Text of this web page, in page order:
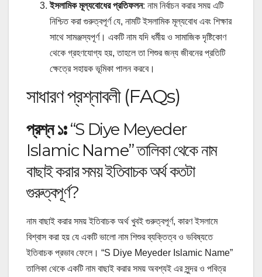
ইসলামিক মূল্যবোধের প্রতিফলন: নাম নির্বাচন করার সময় এটি
নিশ্চিত করা গুরুত্বপূর্ণ যে, নামটি ইসলামিক মূল্যবোধ এবং শিক্ষার
সাথে সামঞ্জস্যপূর্ণ। একটি নাম যদি ধর্মীয় ও সামাজিক দৃষ্টিকোণ
থেকে গ্রহণযোগ্য হয়, তাহলে তা শিশুর জন্য জীবনের প্রতিটি
ক্ষেত্রে সহায়ক ভূমিকা পালন করবে।
সাধারণ প্রশ্নাবলী (FAQs)
প্রশ্ন ১:“S Diye Meyeder
Islamic Name” তালিকা থেকে নাম
বাছাই করার সময় ইতিবাচক অর্থ কতটা
গুরুত্বপূর্ণ?
নাম বাছাই করার সময় ইতিবাচক অর্থ খুবই গুরুত্বপূর্ণ, কারণ ইসলামে
বিশ্বাস করা হয় যে একটি ভালো নাম শিশুর ব্যক্তিত্ব ও ভবিষ্যতে
ইতিবাচক প্রভাব ফেলে। “S Diye Meyeder Islamic Name”
তালিকা থেকে একটি নাম বাছাই করার সময় অবশ্যই এর সুন্দর ও পবিত্র